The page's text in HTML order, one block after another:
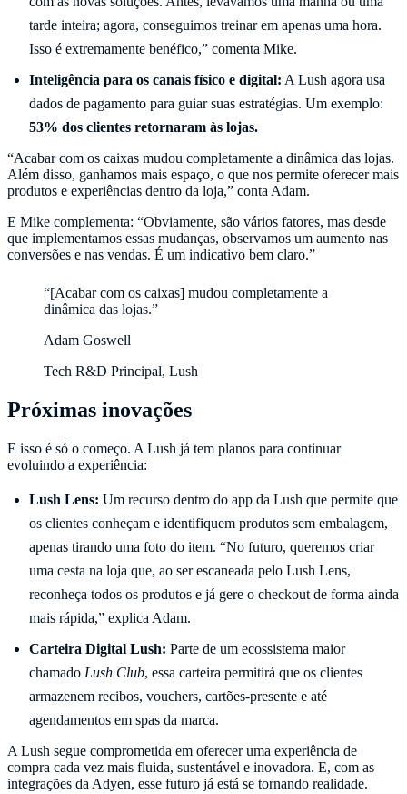
tarde inteira; agora, conseguimos treinar em apenas uma hora.
Isso é extremamente benéfico,” comenta Mike.
Inteligência para os canais físico e digital: A Lush agora usa
dados de pagamento para guiar suas estratégias. Um exemplo:
53% dos clientes retornaram às lojas.
“Acabar com os caixas mudou completamente a dinâmica das lojas.
Além disso, ganhamos mais espaço, o que nos permite oferecer mais
produtos e experiências dentro da loja,” conta Adam.
E Mike complementa: “Obviamente, são vários fatores, mas desde
que implementamos essas mudanças, observamos um aumento nas
conversões e nas vendas. É um indicativo bem claro.”
“[Acabar com os caixas] mudou completamente a
dinâmica das lojas.”
Adam Goswell
Tech R&D Principal, Lush
Próximas inovações
E isso é só o começo. A Lush já tem planos para continuar
evoluindo a experiência:
Lush Lens: Um recurso dentro do app da Lush que permite que
os clientes conheçam e identifiquem produtos sem embalagem,
apenas tirando uma foto do item. “No futuro, queremos criar
uma cesta na loja que, ao ser escaneada pelo Lush Lens,
reconheça todos os produtos e já gere o checkout de forma ainda
mais rápida,” explica Adam.
Carteira Digital Lush: Parte de um ecossistema maior
chamado Lush Club, essa carteira permitirá que os clientes
armazenem recibos, vouchers, cartões-presente e até
agendamentos em spas da marca.
A Lush segue comprometida em oferecer uma experiência de
compra cada vez mais fluida, sustentável e inovadora. E, com as
integrações da Adyen, esse futuro já está se tornando realidade.